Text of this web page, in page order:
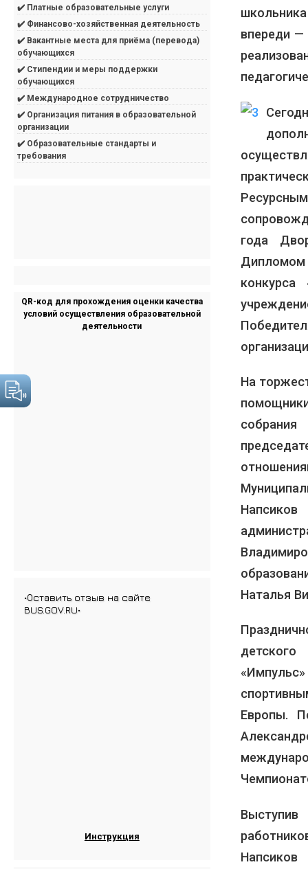
впереди —
года
На
собрания
Наталья
Европы.
✔️ Платные образовательные услуги
✔️ Финансово-хозяйственная деятельность
✔️ Вакантные места для приёма (перевода)
обучающихся
✔️ Стипендии и меры поддержки
обучающихся
✔️ Международное сотрудничество
✔️ Организация питания в образовательной
организации
✔️ Образовательные стандарты и
требования
QR-код для прохождения оценки качества
условий осуществления образовательной
деятельности
•Оставить отзыв на сайте
BUS.GOV.RU•
Инструкция